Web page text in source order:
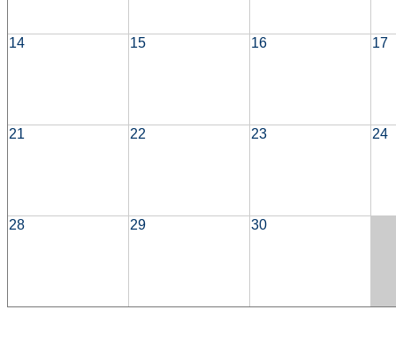
14 15 16 17
21 22 23 24
28 29 30